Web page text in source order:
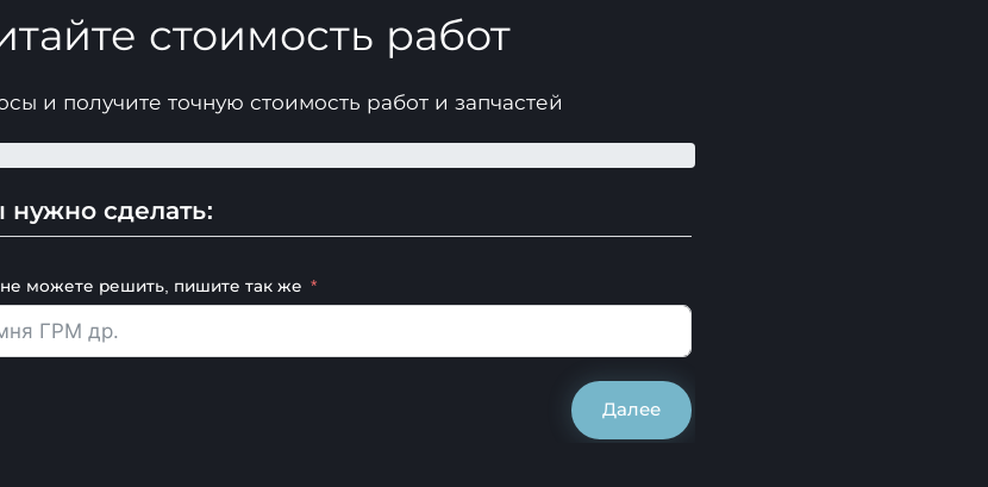
стоимость работ
и получите точную стоимость работ и запчастей
сделать:
можете решить, пишите так же
Далее